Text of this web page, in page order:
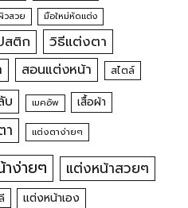
วสวย มือใหม่หัดแต่ง
สติก
วิธีแต่งตา
สอนแต่งหน้า สไตล์
บ เมคอัพ เสื้อผ้า
า แต่งตาง่ายๆ
ง่ายๆ แต่งหน้าสวยๆ
แต่งหน้าเอง